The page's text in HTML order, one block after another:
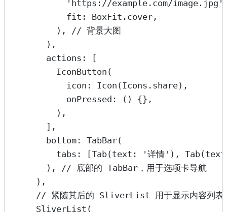
'https://example.com/image.jpg'
fit : BoxFit .cover,
), // 背景大图
),
actions :
[
IconButton (
icon : Icon (Icons .share),
onPressed :
() {},
),
],
bottom : TabBar(
tabs : [Tab(text : '详情' ), Tab(text
), // 底部的 TabBar，用于选项卡导航
),
// 紧随其后的 SliverList 用于显示内容列表
SliverList (